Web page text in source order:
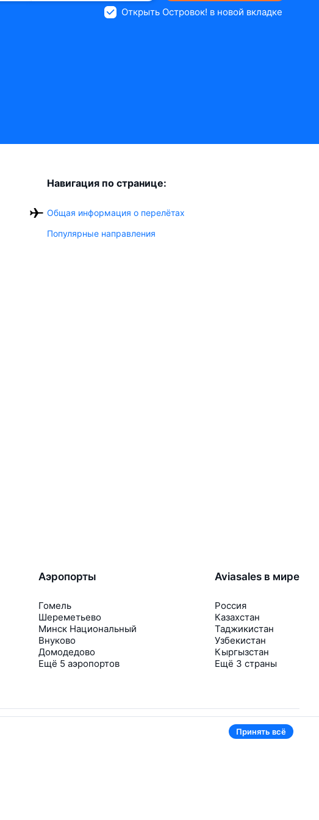
Открыть Островок! в новой вкладке
Навигация по странице:
Общая информация о перелётах
Популярные направления
Аэропорты
Гомель
Шереметьево
Минск Национальный
Внуково
Домодедово
Ещё 5 аэропортов
Aviasales в мире
Россия
Казахстан
Таджикистан
Узбекистан
Кыргызстан
Ещё 3 страны
Принять всё